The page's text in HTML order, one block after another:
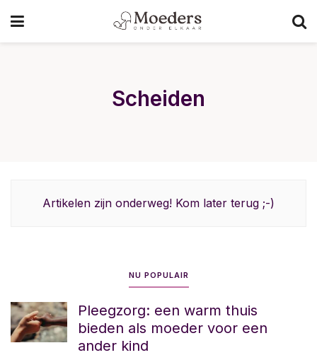
Scheiden
Artikelen zijn onderweg! Kom later terug ;-)
NU POPULAIR
Pleegzorg: een warm thuis
bieden als moeder voor een
ander kind